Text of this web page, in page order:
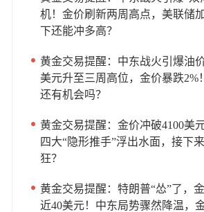
机！金价刷新两周高点，美联储
下还能冲多高？
黄金交易提醒：中东战火引爆油价
美元升至三周高位，金价暴跌2%
还有机会吗？
黄金交易提醒：金价冲破4100美
四大“隐形推手”浮出水面，接下
狂？
黄金交易提醒：特朗普“怂”了，
近40美元！中东局势骤然降温，